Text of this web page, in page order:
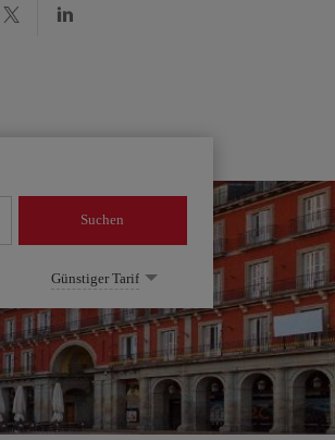
Suchen
Günstiger Tarif